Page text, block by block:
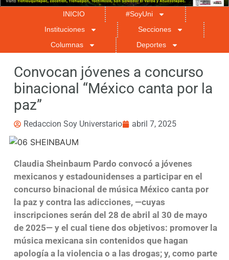
INICIO
#SoyUni
Instituciones
Secciones
Columnas
Deportes
Convocan jóvenes a concurso
binacional “México canta por la
paz”
Redaccion Soy Universtario abril 7, 2025
Claudia Sheinbaum Pardo convocó a jóvenes
mexicanos y estadounidenses a participar en el
concurso binacional de música México canta por
la paz y contra las adicciones, —cuyas
inscripciones serán del 28 de abril al 30 de mayo
de 2025— y el cual tiene dos objetivos: promover la
música mexicana sin contenidos que hagan
apología a la violencia o a las drogas; y, como parte